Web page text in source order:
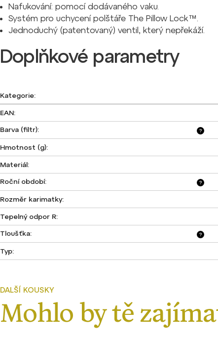
Nafukování: pomocí dodávaného vaku.
Systém pro uchycení polštáře The Pillow Lock™.
Jednoduchý (patentovaný) ventil, který nepřekáží.
Doplňkové parametry
Kategorie:
EAN:
?
Barva (filtr):
Hmotnost (g):
Materiál:
?
Roční období:
Rozměr karimatky:
Tepelný odpor R:
?
Tloušťka:
Typ: